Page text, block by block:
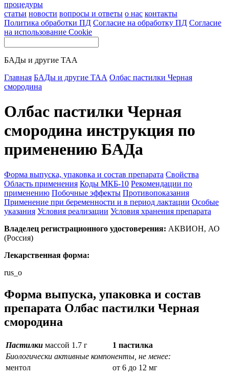
процедуры
статьи новости вопросы и ответы о нас контакты
Политика обработки ПД Согласие на обработку ПД Согласие
на использование Cookie
БАДы и другие ТАА
Главная БАДы и другие ТАА Олбас пастилки Черная
смородина
Олбас пастилки Черная
смородина инструкция по
применению БАДа
Форма выпуска, упаковка и состав препарата Свойства
Область применения Коды МКБ-10 Рекомендации по
применению Побочные эффекты Противопоказания
Применение при беременности и в период лактации Особые
указания Условия реализации Условия хранения препарата
Владелец регистрационного удостоверения: АКВИОН, АО
(Россия)
Лекарственная форма:
rus_o
Форма выпуска, упаковка и состав
препарата Олбас пастилки Черная
смородина
Пастилки массой 1.7 г
1 пастилка
Биологически активные компоненты, не менее:
ментол
от 6 до 12 мг